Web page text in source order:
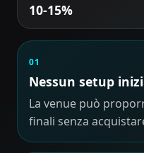
10-15%
01
Nessun setup
La venue può
finali senza